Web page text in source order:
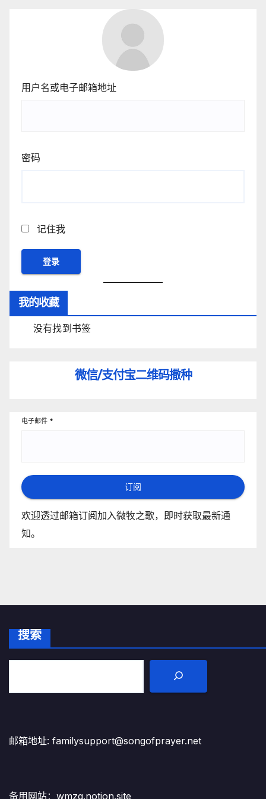
用户名或电子邮箱地址
密码
记住我
我的收藏
没有找到书签
微信/支付宝二维码撒种
电子邮件 *
订阅
欢迎透过邮箱订阅加入微牧之歌，即时获取最新通
知。
搜索
邮箱地址: familysupport@songofprayer.net
备用网站： wmzg.notion.site